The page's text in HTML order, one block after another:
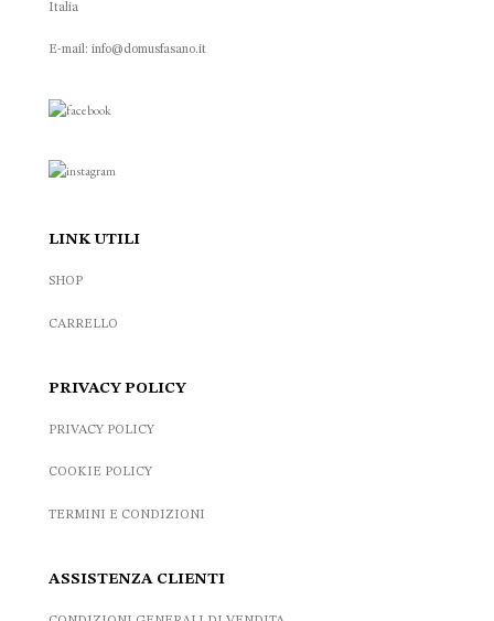
Italia
E-mail: info@domusfasano.it
LINK UTILI
SHOP
CARRELLO
PRIVACY POLICY
PRIVACY POLICY
COOKIE POLICY
TERMINI E CONDIZIONI
ASSISTENZA CLIENTI